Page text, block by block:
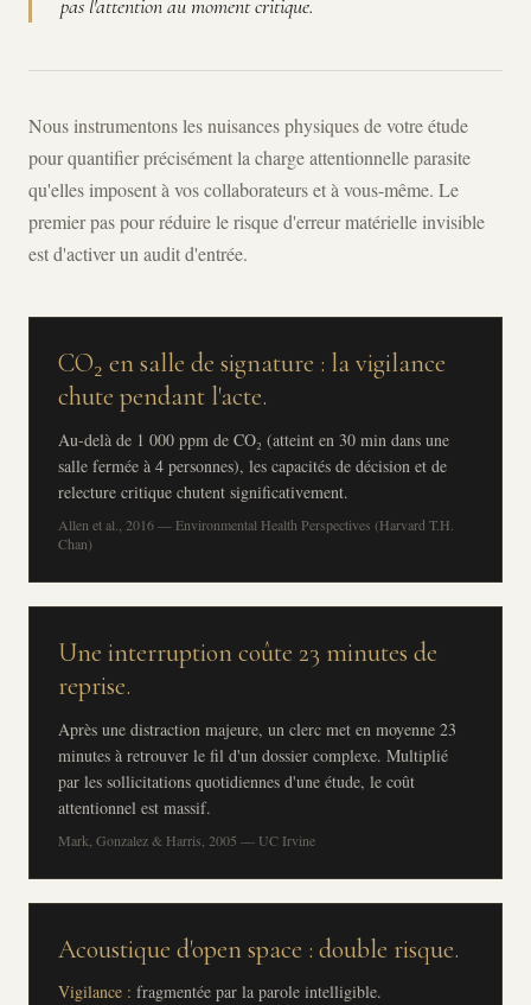
pas l'attention au moment critique.
Nous instrumentons les nuisances physiques de votre étude
pour quantifier précisément la charge attentionnelle parasite
qu'elles imposent à vos collaborateurs et à vous-même. Le
premier pas pour réduire le risque d'erreur matérielle invisible
est d'activer un audit d'entrée.
CO₂ en salle de signature : la vigilance
chute pendant l'acte.
Au-delà de 1 000 ppm de CO₂ (atteint en 30 min dans une
salle fermée à 4 personnes), les capacités de décision et de
relecture critique chutent significativement.
Allen et al., 2016 — Environmental Health Perspectives (Harvard T.H.
Chan)
Une interruption coûte 23 minutes de
reprise.
Après une distraction majeure, un clerc met en moyenne 23
minutes à retrouver le fil d'un dossier complexe. Multiplié
par les sollicitations quotidiennes d'une étude, le coût
attentionnel est massif.
Mark, Gonzalez & Harris, 2005 — UC Irvine
Acoustique d'open space : double risque.
Vigilance : fragmentée par la parole intelligible.